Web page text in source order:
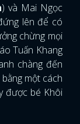
) và Mai Ngọc
lên để có
chừng mọi
Tuấn Khang
chàng đến
một cách
được bé Khôi